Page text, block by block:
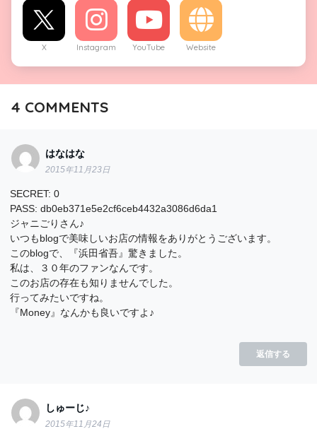
X Instagram YouTube Website
4 COMMENTS
はなはな
2015年11月23日
SECRET: 0
PASS: db0eb371e5e2cf6ceb4432a3086d6da1
ジャニごりさん♪
いつもblogで美味しいお店の情報をありがとうございます。
このblogで、『浜田省吾』驚きました。
私は、３０年のファンなんです。
このお店の存在も知りませんでした。
行ってみたいですね。
『Money』なんかも良いですよ♪
返信する
しゅーじ♪
2015年11月24日